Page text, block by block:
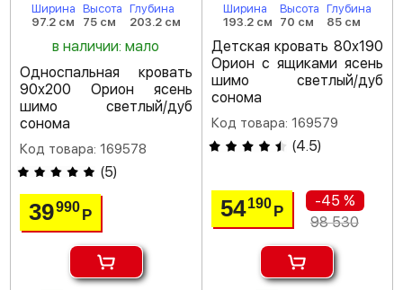
Ширина
97.2 см
Высота
75 см
Глубина
203.2 см
в наличии: мало
Односпальная кровать
90х200 Орион ясень
шимо светлый/дуб
сонома
Код товара: 169578
(5)
39990Р
Ширина
193.2 см
Высота
70 см
Глубина
85 см
Детская кровать 80х190
Орион с ящиками ясень
шимо светлый/дуб
сонома
Код товара: 169579
(4.5)
54 190 Р
-45 %
98 530